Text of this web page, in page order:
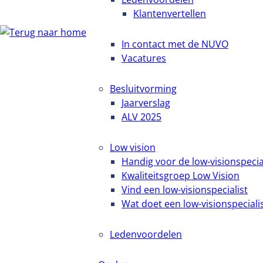
Klantenvertellen
In contact met de NUVO
Vacatures
Besluitvorming
Jaarverslag
ALV 2025
Low vision
Handig voor de low-
Kwaliteitsgroep Low Vision
Vind een low-visionspecialist
Wat doet een low-
Ledenvoordelen